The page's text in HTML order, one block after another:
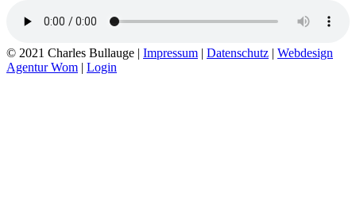
© 2021 Charles Bullauge | Impressum | Datenschutz | Webdesign
Agentur Wom | Login